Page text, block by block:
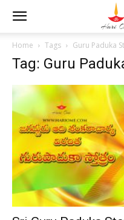
Home Tags Guru Paduka
Tag: Guru